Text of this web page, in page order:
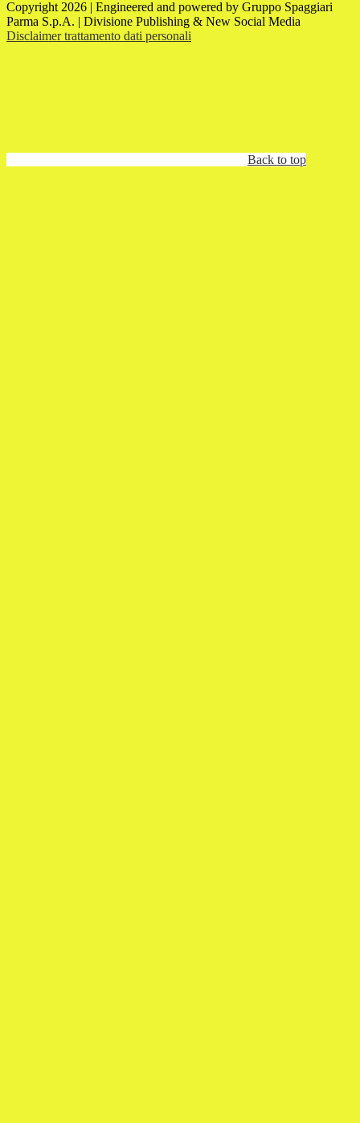
Copyright 2026 | Engineered and powered by Gruppo Spaggiari
Parma S.p.A. | Divisione Publishing & New Social Media
Disclaimer trattamento dati personali
Back to top